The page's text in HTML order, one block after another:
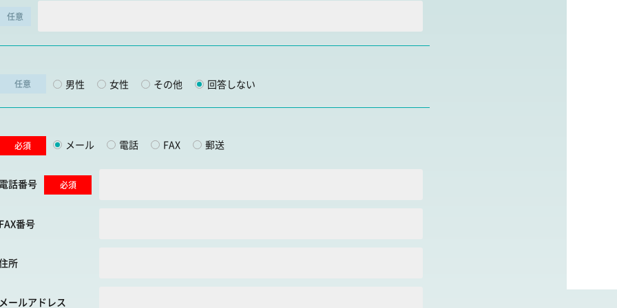
任意
任意 男性 女性 その他 回答しない
必須 メール 電話 FAX 郵送
話番号 必須
番号
所
ールアドレス